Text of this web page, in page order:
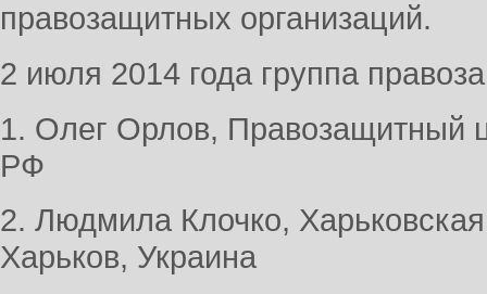
правозащитных организаций.
2 июля 2014 года группа
1. Олег Орлов, Правозащитный
РФ
2. Людмила Клочко,
Харьков, Украина